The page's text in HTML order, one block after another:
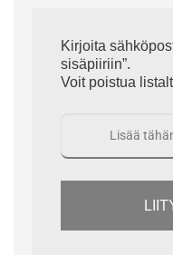
Kirjoita
sisäpiiriin”.
Voit poistua